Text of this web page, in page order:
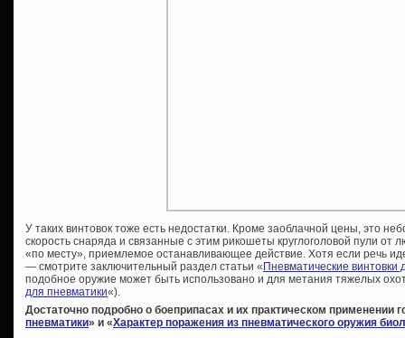
У таких винтовок тоже есть недостатки. Кроме заоблачной цены, это
скорость снаряда и связанные с этим рикошеты круглоголовой пули от
«по месту», приемлемое останавливающее действие. Хотя если речь
— смотрите заключительный раздел статьи «Пневматические винтовки
подобное оружие может быть использовано и для метания тяжелых
для пневматики«).
Достаточно подробно о боеприпасах и их практическом применении
пневматики» и «Характер поражения из пневматического оружия